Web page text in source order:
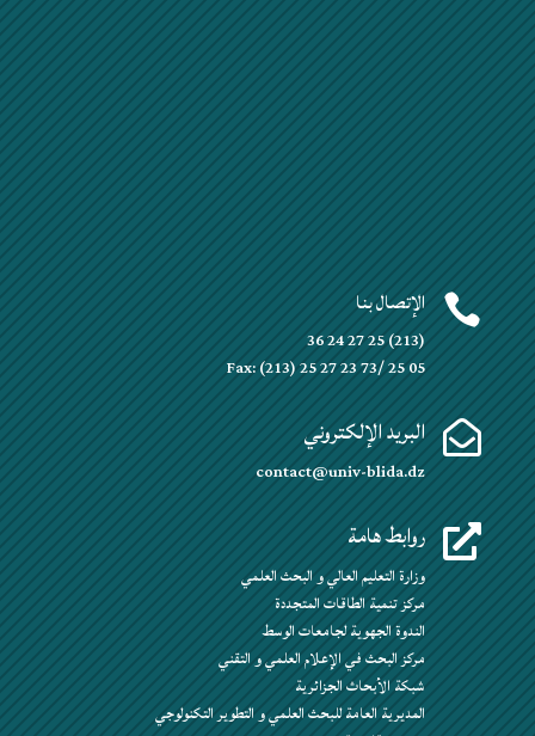
 الإتصال بنا
(213) 25 27 24 36
Fax: (213) 25 27 23 73/ 25 05
 البريد الإلكتروني
contact@univ-blida.dz
 روابط هامة
وزارة التعليم العالي و البحث العلمي
مركز تنمية الطاقات المتجددة
الندوة الجهوية لجامعات الوسط
مركز البحث في الإعلام العلمي و التقني
شبكة الأبحاث الجزائرية
المديرية العامة للبحث العلمي و التطوير التكنولوجي